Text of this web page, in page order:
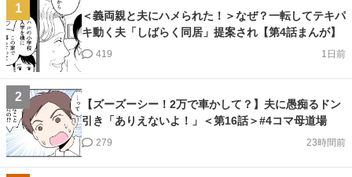
1
＜義両親と夫にハメられた！＞なぜ？一転してテキパ
キ動く夫「しばらく同居」提案され【第4話まんが】
1日前
419
2
【ズーズーシー！2万で車かして？】夫に愚痴るドン
引き「ありえないよ！」＜第16話＞#4コマ母道場
23時間前
279